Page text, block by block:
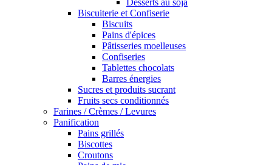
Biscuiterie et Confiserie
Biscuits
Pains d'épices
Pâtisseries moelleuses
Confiseries
Tablettes chocolats
Barres énergies
Sucres et produits sucrant
Fruits secs conditionnés
Farines / Crèmes / Levures
Panification
Pains grillés
Biscottes
Croutons